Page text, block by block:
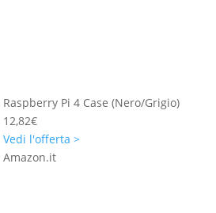
Raspberry Pi 4 Case (Nero/Grigio)
12,82€
Vedi l'offerta >
Amazon.it